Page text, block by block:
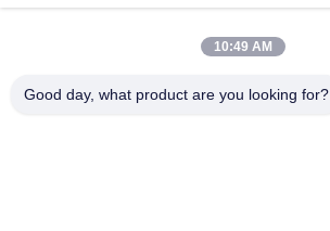
우리 주소
중국 산시성
10:49 AM
Good day, what product are you looking for?